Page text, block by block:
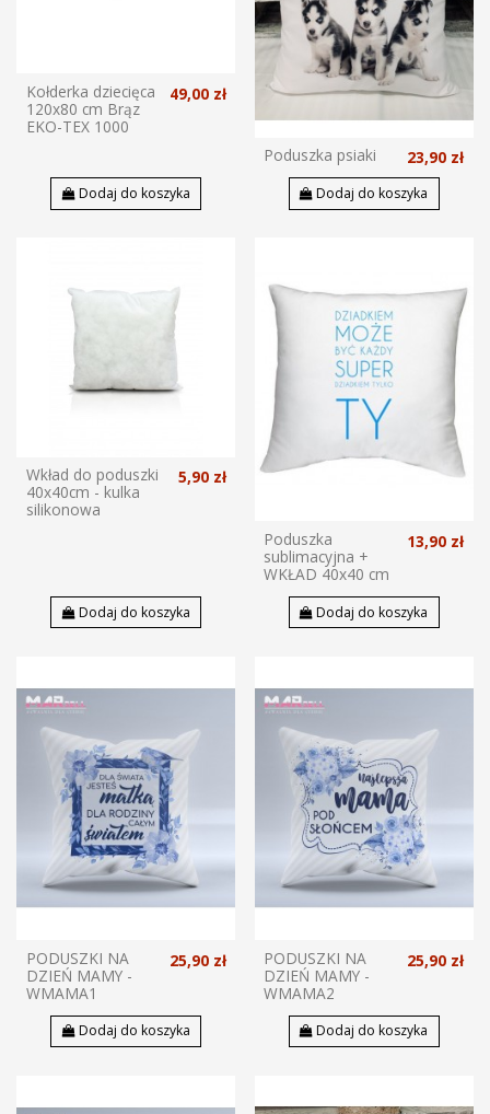
Kołderka dziecięca
120x80 cm Brąz
EKO-TEX 1000
49,00 zł
Dodaj do koszyka
Poduszka psiaki 23,90 zł
Dodaj do koszyka
Wkład do poduszki
40x40cm - kulka
silikonowa
5,90 zł
Dodaj do koszyka
Poduszka
sublimacyjna +
WKŁAD 40x40 cm
13,90 zł
Dodaj do koszyka
PODUSZKI NA
DZIEŃ MAMY -
WMAMA1
25,90 zł
Dodaj do koszyka
PODUSZKI NA
DZIEŃ MAMY -
WMAMA2
25,90 zł
Dodaj do koszyka